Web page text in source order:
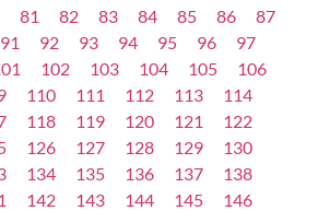
81 82 83 84 85 86
87
91 92 93 94 95 96
97
102 103 104 105
106
110 111 112 113
114
118 119 120 121
122
126 127 128 129
130
134 135 136 137
138
142 143 144 145
146